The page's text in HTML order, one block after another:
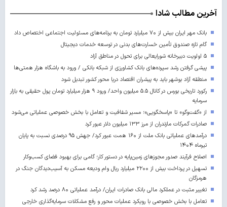
آخرین مطالب شادا
بانک مهر ایران بیش از ۷۰ میلیارد تومان به برنامه‌های مسئولیت اجتماعی اختصاص داد
گام تازه صندوق تأمین خسارت‌های بدنی در توسعه خدمات دیجیتال
۵ اولویت دبیرخانه شورایعالی برای تحول در مناطق آزاد
پیشی گرفتن رشد سپرده‌های بانک کشاورزی از شبکه بانکی / ورود به باشگاه هزار همتی‌ها
منطقه آزاد بوشهر باید به پیشران اقتصاد دریا محور کشور تبدیل شود
رکورد تاریخی بورس در کانال ۵.۵ میلیون واحد/ ورود ۹ هزار میلیارد تومان پول حقیقی به بازار
سرمایه
از «گفت‌وگو» تا «پاسخگویی»؛ مسیر شفافیت و تعامل با بخش خصوصی عملیاتی می‌شود
صادرات گمرکات مازندران از مرز ۱۳۳ میلیون دلار عبور کرد
درآمدهای عملیاتی بانک ملت از ۱۶۰ همت عبور کرد/ جهش ۹۵ درصدی نسبت به پایان
تیرماه ۱۴۰۴
اصلاح فرآیند صدور مجوزهای زمین‌پایه در دستور کار؛ گامی برای بهبود فضای کسب‌وکار
تسهیل در پرداخت بیش از ۲۲۰۰ میلیارد ریال وام ودیعه مسکن به آسیب‌دیدگان جنگ در
هرمزگان
تغییر مثبت در عملکرد مالی بانک صادرات ایران/ درآمد عملیاتی ۸۰ درصد رشد کرد
تعامل با بخش خصوصی با رویکرد عملیات محور و رفع مشکلات سرمایه‌گذاری خارجی